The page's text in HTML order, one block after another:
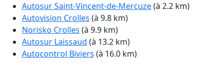
Autosur Saint-Vincent-de-Mercuze(à 2.2 km)
Autovision Crolles (à 9.8 km)
Norisko Crolles (à 9.9 km)
Autosur Laissaud (à 13.2 km)
Autocontrol Biviers (à 16.0 km)